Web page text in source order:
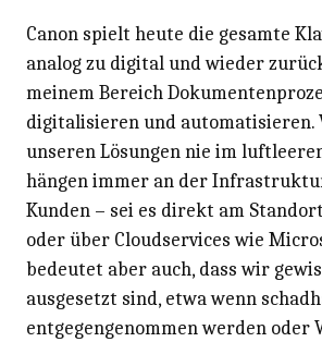
Canon spielt heute die gesamte
analog zu digital und wieder
meinem Bereich
digitalisieren und automatisieren.
unseren Lösungen nie im
hängen immer an der
Kunden – sei es direkt am
oder über Cloudservices wie
bedeutet aber auch, dass wir
ausgesetzt sind, etwa wenn
entgegengenommen werden oder